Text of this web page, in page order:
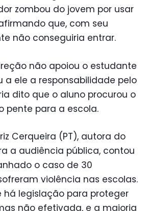
zombou do jovem por usar
que, com seu
não conseguiria entrar.
não apoiou o estudante
a ele a responsabilidade pelo
dito que o aluno procurou o
pente para a escola.
Cerqueira (PT), autora do
a audiência pública, contou
o caso de 30
violência nas escolas.
há legislação para proteger
não efetivada, e a maioria